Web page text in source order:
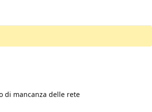
di mancanza delle rete